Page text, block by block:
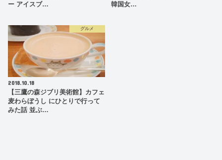
ー アイスブ…
韓国女…
グルメ
2018.10.18
【三鷹の森ジブリ美術館】カフェ
麦わらぼうし にひとりで行って
みた話 並ぶ…